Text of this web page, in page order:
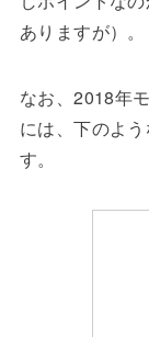
ありますが）。
なお、2018年
には、下のよ
す。